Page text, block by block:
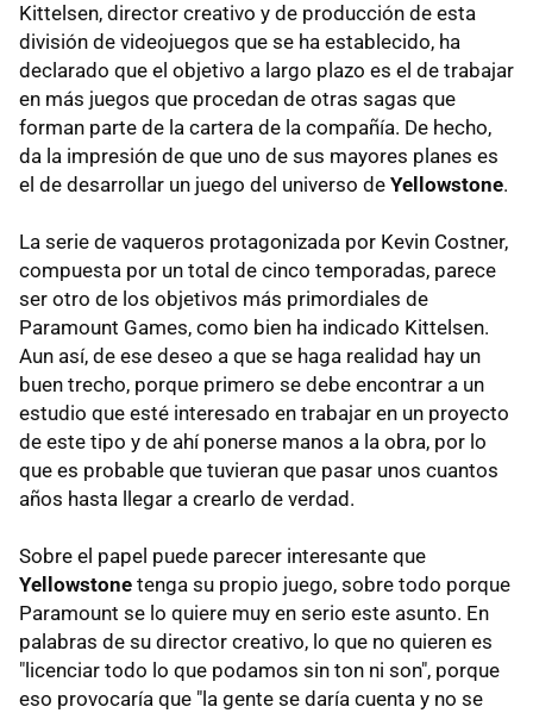
Kittelsen, director creativo y de producción de esta
división de videojuegos que se ha establecido, ha
declarado que el objetivo a largo plazo es el de trabajar
en más juegos que procedan de otras sagas que
forman parte de la cartera de la compañía. De hecho,
da la impresión de que uno de sus mayores planes es
el de desarrollar un juego del universo de Yellowstone.
La serie de vaqueros protagonizada por Kevin Costner,
compuesta por un total de cinco temporadas, parece
ser otro de los objetivos más primordiales de
Paramount Games, como bien ha indicado Kittelsen.
Aun así, de ese deseo a que se haga realidad hay un
buen trecho, porque primero se debe encontrar a un
estudio que esté interesado en trabajar en un proyecto
de este tipo y de ahí ponerse manos a la obra, por lo
que es probable que tuvieran que pasar unos cuantos
años hasta llegar a crearlo de verdad.
Sobre el papel puede parecer interesante que
Yellowstone tenga su propio juego, sobre todo porque
Paramount se lo quiere muy en serio este asunto. En
palabras de su director creativo, lo que no quieren es
"licenciar todo lo que podamos sin ton ni son", porque
eso provocaría que "la gente se daría cuenta y no se